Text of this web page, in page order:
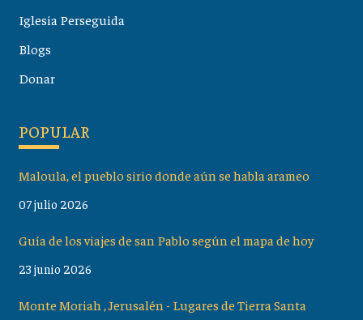
Iglesia Perseguida
Blogs
Donar
POPULAR
Maloula, el pueblo sirio donde aún se habla arameo
07 julio 2026
Guía de los viajes de san Pablo según el mapa de hoy
23 junio 2026
Monte Moriah , Jerusalén - Lugares de Tierra Santa